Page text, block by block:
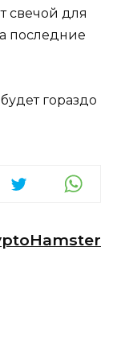
свечой для
последние
гораздо